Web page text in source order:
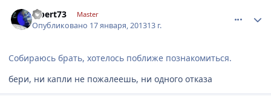
albert73 Master
Опубликовано 17 января, 201313 г.
Собираюсь брать, хотелось поближе познакомиться.
бери, ни капли не пожалеешь, ни одного отказа